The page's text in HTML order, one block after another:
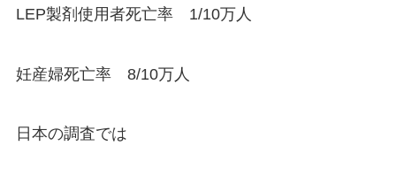
LEP製剤使用者死亡率 1/10万人
妊産婦死亡率 8/10万人
日本の調査では